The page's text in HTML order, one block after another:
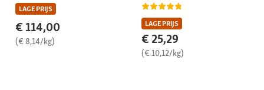
LAGE PRIJS
€ 114,00
(€ 8,14/kg)
LAGE PRIJS
€ 25,29
(€ 10,12/kg)